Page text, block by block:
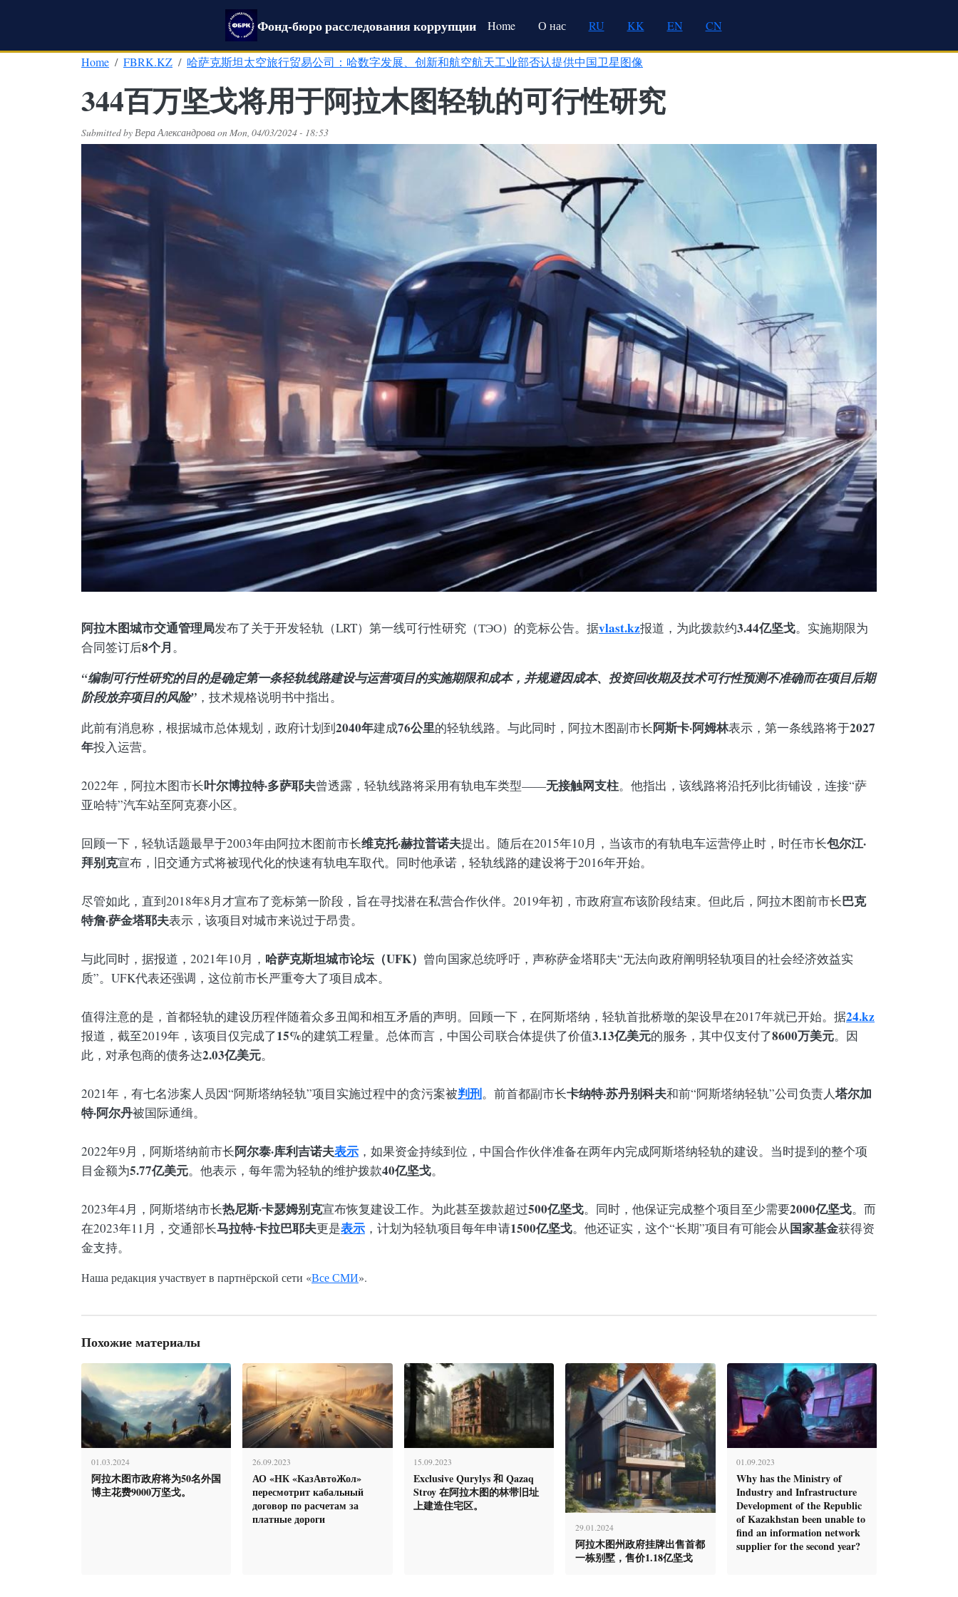
Фонд-бюро расследования коррупцииMain navigation
Home О нас RU KK EN CN
Home FBRK.KZ 哈萨克斯坦太空旅行贸易公司：哈数字发展、创新和航空航天工业部否认提供中国卫星图像
344百万坚戈将用于阿拉木图轻轨的可行性研究
Submitted byВера АлександроваonMon, 04/03/2024 - 18:53
阿拉木图城市交通管理局发布了关于开发轻轨（LRT）第一线可行性研究（ТЭО）的竞标公告。据vlast.kz报道，为此拨款约3.44亿坚戈。实施期限为
合同签订后8个月。
“编制可行性研究的目的是确定第一条轻轨线路建设与运营项目的实施期限和成本，并规避因成本、投资回收期及技术可行性预测不准确而在项目后期
阶段放弃项目的风险” ，技术规格说明书中指出。
此前有消息称，根据城市总体规划，政府计划到2040年建成76公里的轻轨线路。与此同时，阿拉木图副市长阿斯卡·阿姆林表示，第一条线路将于2027
年投入运营。
2022年，阿拉木图市长叶尔博拉特·多萨耶夫曾透露，轻轨线路将采用有轨电车类型——无接触网支柱。他指出，该线路将沿托列比街铺设，连接“萨
亚哈特”汽车站至阿克赛小区。
回顾一下，轻轨话题最早于2003年由阿拉木图前市长维克托·赫拉普诺夫提出。随后在2015年10月，当该市的有轨电车运营停止时，时任市长包尔江·
拜别克宣布，旧交通方式将被现代化的快速有轨电车取代。同时他承诺，轻轨线路的建设将于2016年开始。
尽管如此，直到2018年8月才宣布了竞标第一阶段，旨在寻找潜在私营合作伙伴。2019年初，市政府宣布该阶段结束。但此后，阿拉木图前市长巴克
特詹·萨金塔耶夫表示，该项目对城市来说过于昂贵。
与此同时，据报道，2021年10月， 哈萨克斯坦城市论坛（UFK） 曾向国家总统呼吁，声称萨金塔耶夫“无法向政府阐明轻轨项目的社会经济效益实
质”。UFK代表还强调，这位前市长严重夸大了项目成本。
值得注意的是，首都轻轨的建设历程伴随着众多丑闻和相互矛盾的声明。回顾一下，在阿斯塔纳，轻轨首批桥墩的架设早在2017年就已开始。据24.kz
报道，截至2019年，该项目仅完成了15%的建筑工程量。总体而言，中国公司联合体提供了价值3.13亿美元的服务，其中仅支付了8600万美元。因
此，对承包商的债务达2.03亿美元。
2021年，有七名涉案人员因“阿斯塔纳轻轨”项目实施过程中的贪污案被判刑。前首都副市长卡纳特·苏丹别科夫和前“阿斯塔纳轻轨”公司负责人塔尔加
特·阿尔丹被国际通缉。
2022年9月，阿斯塔纳前市长阿尔泰·库利吉诺夫表示 ，如果资金持续到位，中国合作伙伴准备在两年内完成阿斯塔纳轻轨的建设。当时提到的整个项
目金额为5.77亿美元。他表示，每年需为轻轨的维护拨款40亿坚戈。
2023年4月，阿斯塔纳市长热尼斯·卡瑟姆别克宣布恢复建设工作。为此甚至拨款超过500亿坚戈。同时，他保证完成整个项目至少需要2000亿坚戈。而
在2023年11月，交通部长马拉特·卡拉巴耶夫更是表示 ，计划为轻轨项目每年申请1500亿坚戈。他还证实，这个“长期”项目有可能会从国家基金获得资
金支持。
Наша редакция участвует в партнёрской сети «Все СМИ».
Похожие материалы
01.03.2024
阿拉木图市政府将为50名外国
博主花费9000万坚戈。
26.09.2023
АО «НК «КазАвтоЖол»
пересмотрит кабальный
договор по расчетам за
платные дороги
15.09.2023
Exclusive Qurylys 和 Qazaq
Stroy 在阿拉木图的林带旧址
上建造住宅区。
29.01.2024
阿拉木图州政府挂牌出售首都
一栋别墅，售价1.18亿坚戈
01.09.2023
Why has the Ministry of
Industry and Infrastructure
Development of the Republic
of Kazakhstan been unable to
find an information network
supplier for the second year?